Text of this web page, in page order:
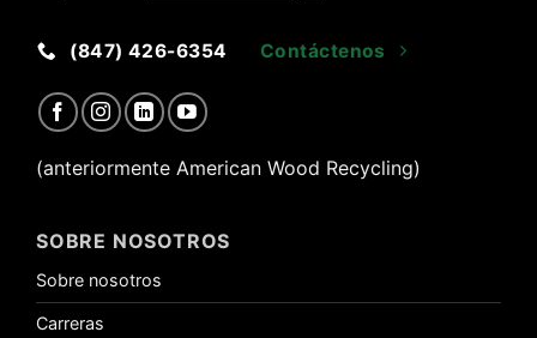
(847) 426-6354 Contáctenos
(anteriormente American Wood Recycling)
SOBRE NOSOTROS
Sobre nosotros
Carreras